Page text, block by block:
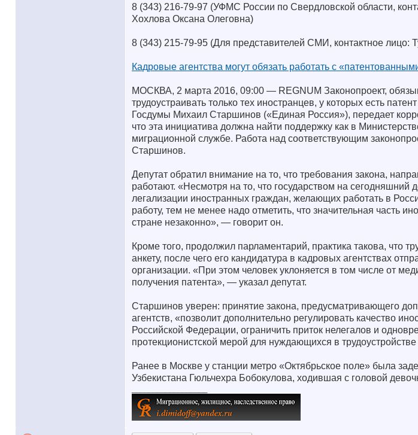
8 (343) 216-79-97 (УФМС России по Свердловской области,
Хохлова Оксана Олеговна)
8 (343) 215-79-95 (Для представителей СМИ, контактное лицо:
Кадровые агентства могут обязать работать с
МОСКВА, 2 марта 2016, 09:00 — REGNUM Законопроект,
трудоустраивать только тех иностранцев, у которых есть
Госдумы Михаил Старшинов («Единая Россия»), передает
что эта инициатива должна найти поддержку как в
миграционной службе. Работа над соответствующим
Старшинов.
Депутат обратил внимание на то, что требования закона,
работают. «Несмотря на то, что государством на
легализации иностранных граждан, желающих работать в
работу, тем не менее надо отметить, что значительная часть
стране незаконно», — говорит он.
Кроме того, продолжил парламентарий, практика такова, что
анкету, после чего его кандидатура в кадровых агентствах
организации. «При этом человек уклоняется в том числе от
получения патента», — указал депутат.
Старшинов уверен: принятие закона, предусматривающего
агентств, «позволит дополнительно регулировать качество
Российской Федерации, ограничить приток нелегалов и
протекционистской мерой для нуждающихся в
Ранее в Москве у станции метро «Октябрьское поле» была
Узбекистана Гюльчехра Бобокулова, ходившая с головой